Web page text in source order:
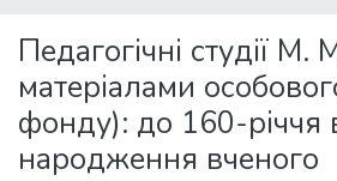
Statistics
Педагогічні студії М.
матеріалами
фонду): до 160-річчя
народження вченого